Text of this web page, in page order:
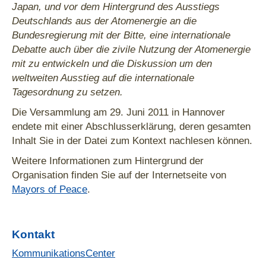
Japan, und vor dem Hintergrund des Ausstiegs
Deutschlands aus der Atomenergie an die
Bundesregierung mit der Bitte, eine internationale
Debatte auch über die zivile Nutzung der Atomenergie
mit zu entwickeln und die Diskussion um den
weltweiten Ausstieg auf die internationale
Tagesordnung zu setzen.
Die Versammlung am 29. Juni 2011 in Hannover
endete mit einer Abschlusserklärung, deren gesamten
Inhalt Sie in der Datei zum Kontext nachlesen können.
Weitere Informationen zum Hintergrund der
Organisation finden Sie auf der Internetseite von
Mayors of Peace.
Kontakt
KommunikationsCenter